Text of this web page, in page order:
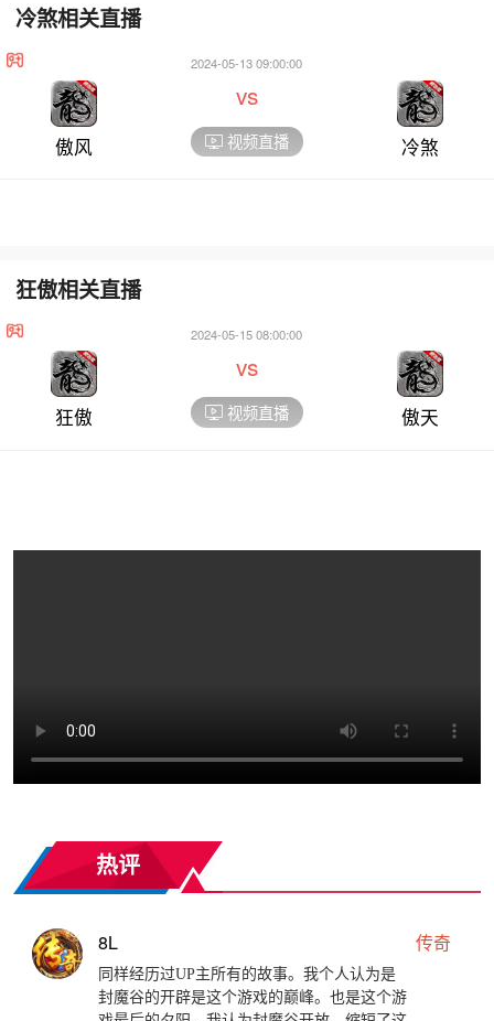
冷煞相关直播
傲风
2024-05-13 09:00:00
vs
视频直播 冷煞
狂傲相关直播
狂傲
2024-05-15 08:00:00
vs
视频直播 傲天
热评
8L 传奇
同样经历过UP主所有的故事。我个人认为是
封魔谷的开辟是这个游戏的巅峰。也是这个游